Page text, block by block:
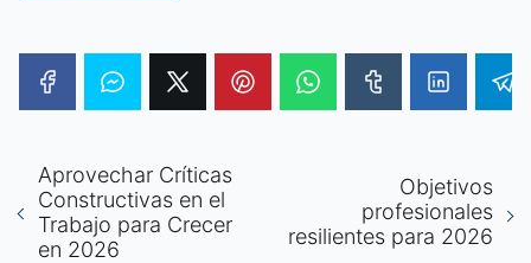
Aprovechar Críticas
Constructivas en el
Trabajo para Crecer
en 2026
Objetivos
profesionales
resilientes para 2026